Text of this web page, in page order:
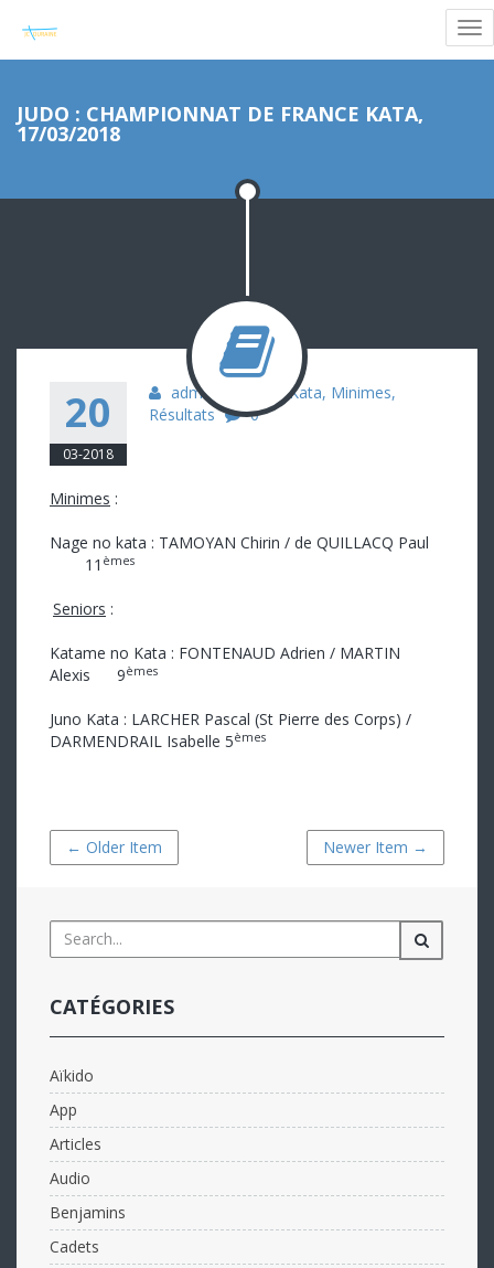
JUDO : CHAMPIONNAT DE FRANCE KATA,
17/03/2018
20
03-2018
admin ,Kata, Minimes,
Résultats
0
Minimes :
Nage no kata : TAMOYAN Chirin / de QUILLACQ Paul
11 èmes
Seniors :
Katame no Kata : FONTENAUD Adrien / MARTIN
Alexis 9èmes
Juno Kata : LARCHER Pascal (St Pierre des Corps) /
DARMENDRAIL Isabelle 5èmes
← Older Item Newer Item →
CATÉGORIES
Aïkido
App
Articles
Audio
Benjamins
Cadets